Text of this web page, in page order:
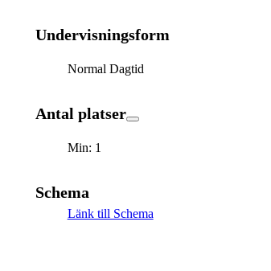
Undervisningsform
Normal Dagtid
Antal platser
Min: 1
Schema
Länk till Schema